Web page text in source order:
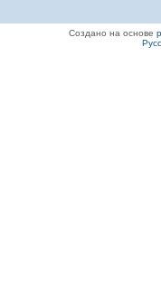
Создано на основе